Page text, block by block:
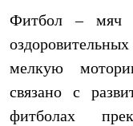
Фитбол – мяч
мелкую
связано с
фитболах